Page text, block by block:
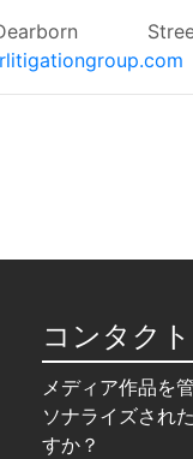
コンタク
メディア作品を
ソナライズされ
すか？